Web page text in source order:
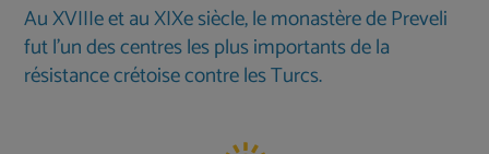
Au XVIIIe et au XIXe siècle, le monastère de Preveli
fut l'un des centres les plus importants de la
résistance crétoise contre les Turcs.